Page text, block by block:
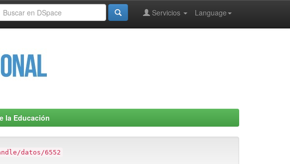
Language
Servicios
la Educación
datos/6552